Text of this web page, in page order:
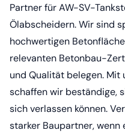
Partner für AW-SV-
Ölabscheidern. Wir sind
hochwertigen
relevanten Betonbau-
und Qualität belegen. Mit
schaffen wir beständige,
sich verlassen können.
starker Baupartner, wenn